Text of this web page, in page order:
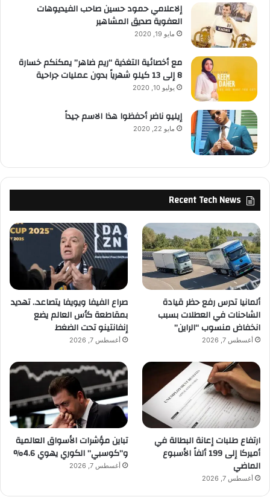
إلاعلامي حمود حسين صاحب الفيديوهات
العفوية صديق المشاهير
مايو 19, 2020
مع أخصائية التغذية “ريم ضاهر” يمكنكم خسارة
8 إلى 13 كيلو شهرياً بدون عمليات جراحية
يوليو 10, 2020
إيليو ناضر أحفظوا هذا الاسم جيداً
مايو 22, 2020
Recent Tech News
ألمانيا تدرس رفع حظر قيادة
الشاحنات في العطلات بسبب
انخفاض منسوب “الراين”
أغسطس 7, 2026
صراع الفيفا ويويفا يتصاعد.. تهديد
بمقاطعة كأس العالم يضع
إنفانتينو تحت الضغط
أغسطس 7, 2026
ارتفاع طلبات إعانة البطالة في
أميركا إلى 199 ألفاً الأسبوع
الماضي
أغسطس 7, 2026
تباين مؤشرات الأسواق العالمية
و”كوسبي” الكوري يهوي 4.6%
أغسطس 7, 2026